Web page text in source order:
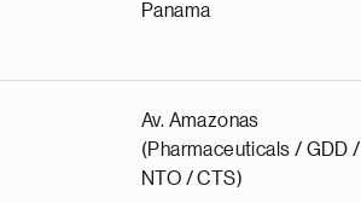
Panama
Av. Amazonas
(Pharmaceuticals / GDD /
NTO / CTS)